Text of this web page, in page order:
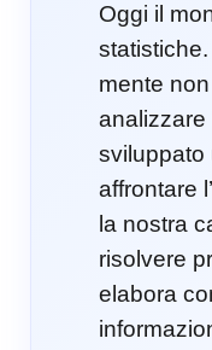
Oggi il
mente
analizzare
sviluppato
affrontare
la nostra
risolvere
elabora